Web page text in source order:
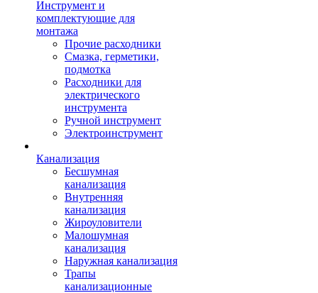
Инструмент и
комплектующие для
монтажа
Прочие расходники
Смазка, герметики,
подмотка
Расходники для
электрического
инструмента
Ручной инструмент
Электроинструмент
Канализация
Бесшумная
канализация
Внутренняя
канализация
Жироуловители
Малошумная
канализация
Наружная канализация
Трапы
канализационные